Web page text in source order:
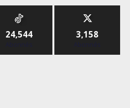
24,544
Abonnés
3,158
Abonnés